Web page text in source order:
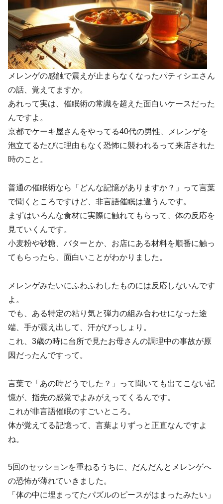
メレンゲの感触で震えが止まらなくなったパティシエさん
の話、覚えてますか。
あれって実は、催眠術の常識を超えた面白いケースだった
んですよ。
京都でケーキ屋さんをやってる40代の男性、メレンゲを
泡立てるたびに理由もなく恐怖に襲われるって来店された
時のこと。
普通の催眠術なら「どんな記憶がありますか？」って言葉
で聞くところですけど、非言語催眠は違うんです。
まずはいろんな食材に実際に触れてもらって、体の反応を
見ていくんです。
小麦粉や砂糖、バターとか、お店にある材料を順番に触っ
てもらったら、面白いことがわかりました。
メレンゲみたいにふわふわしたものには反応しないんです
よ。
でも、ある特定の粘り気と弾力の組み合わせになった途
端、手が震え出して、汗がびっしょり。
これ、3歳の時に台所で見たお母さんの調理中の事故が原
因だったんですって。
言葉で「あの時どうでした？」って聞いても出てこない記
憶が、指先の感覚でよみがえってくるんです。
これが非言語催眠のすごいところ。
体が覚えてる記憶って、言葉よりずっと正直なんですよ
ね。
5回のセッションを重ねるうちに、だんだんとメレンゲへ
の恐怖が薄れていきました。
「体の中に埋まってたパズルのピースがはまったみたい」